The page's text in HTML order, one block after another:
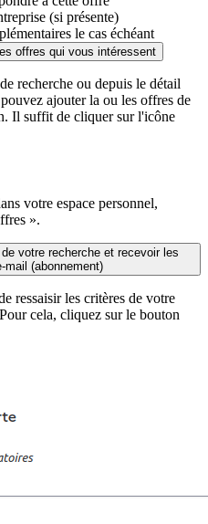
(si présente)
le cas échéant
offres qui vous intéressent
recherche ou depuis le détail
ajouter la ou les offres de
Il suffit de cliquer sur l'icône
votre espace personnel,
».
votre recherche et recevoir les
mail (abonnement)
ressaisir les critères de votre
cela, cliquez sur le bouton